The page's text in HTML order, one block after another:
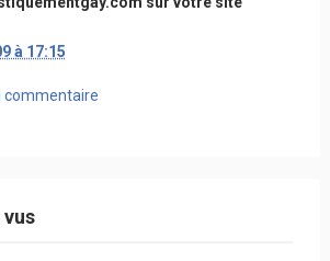
à 17:15
commentaire
vus